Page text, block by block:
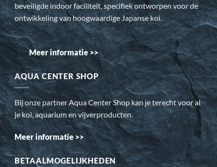
beveiligde indoor faciliteit, specifiek ontworpen voor de
ontwikkeling van hoogwaardige Japanse koi.
Meer informatie >>
AQUA CENTER SHOP
Bij onze partner Aqua Center Shop kan je terecht voor al
je koi, aquarium en vijverproducten.
Meer informatie >>
BETAALMOGELIJKHEDEN